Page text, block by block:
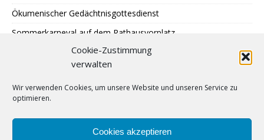
Cookie-Zustimmung
verwalten
Wir verwenden Cookies, um unsere Website und unseren Service zu
optimieren.
Cookies akzeptieren
Ökumenischer Gedächtnisgottesdienst
Sommerkarneval auf dem Rathausvorplatz
LAUT Finissage im Kunstbüdchen
Treffen Sternenkinder-Ratingen
SPD: Besuch bei Johann + Wittmer
400 zu schnelle Autofahrer